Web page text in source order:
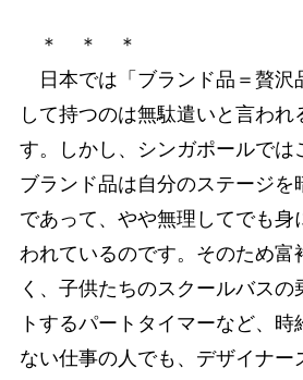
＊ ＊ ＊
日本では「ブランド品＝贅沢
して持つのは無駄遣いと言われ
す。しかし、シンガポールでは
ブランド品は自分のステージを
であって、やや無理してでも身
われているのです。そのため富
く、子供たちのスクールバスの
トするパートタイマーなど、時
ない仕事の人でも、デザイナー